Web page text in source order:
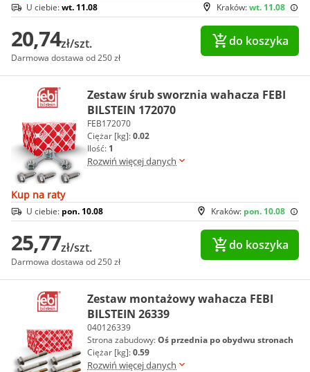
Kraków:wt. 11.08
U ciebie:wt. 11.08
20,74zł/szt.
Darmowa dostawa od 250 zł
do koszyka
Zestaw śrub sworznia wahacza FEBI
BILSTEIN 172070
FEB172070
Ciężar [kg]:0.02
Ilość: 1
Rozwiń więcej danych
Kup na raty
Kraków: pon. 10.08
U ciebie: pon. 10.08
25,77zł/szt.
Darmowa dostawa od 250 zł
do koszyka
Zestaw montażowy wahacza FEBI
BILSTEIN 26339
040126339
Strona zabudowy:Oś przednia po obydwu stronach
Ciężar [kg]:0.59
Rozwiń więcej danych